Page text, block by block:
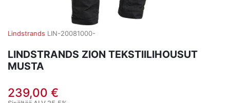
Lindstrands LIN-20081000-
LINDSTRANDS ZION TEKSTIILIHOUSUT
MUSTA
239,00 €